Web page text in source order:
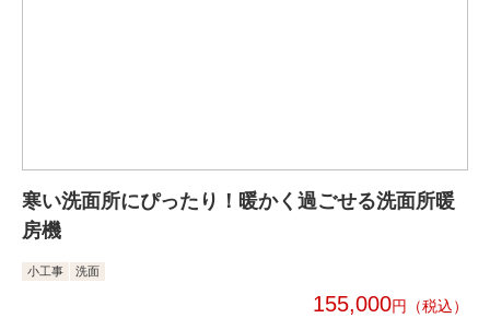
寒い洗面所にぴったり！暖かく過ごせる洗面所暖
房機
小工事 洗面
155,000円